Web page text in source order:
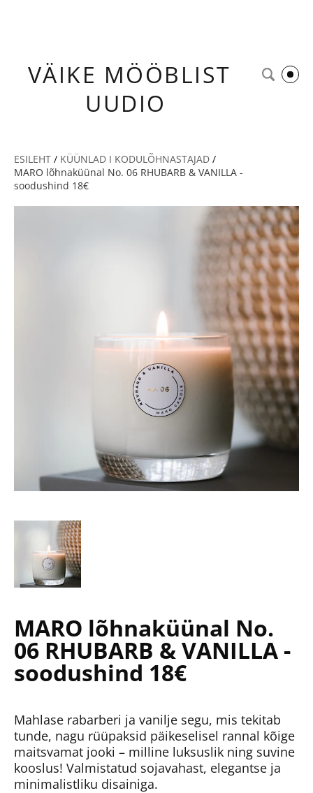
VÄIKE MÖÖBLIST
UUDIO
ESILEHT / KÜÜNLAD I KODULÕHNASTAJAD /
MARO lõhnaküünal No. 06 RHUBARB & VANILLA -
soodushind 18€
MARO lõhnaküünal No.
06 RHUBARB & VANILLA -
soodushind 18€
Mahlase rabarberi ja vanilje segu, mis tekitab
tunde, nagu rüüpaksid päikeselisel rannal kõige
maitsvamat jooki – milline luksuslik ning suvine
kooslus! Valmistatud sojavahast, elegantse ja
minimalistliku disainiga.